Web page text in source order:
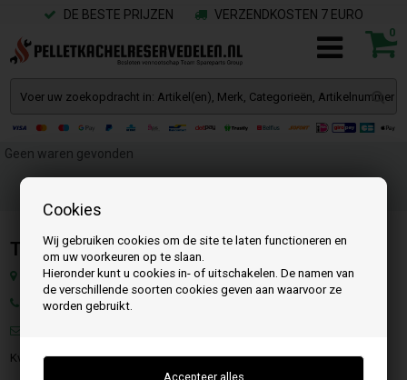
Cookies
Wij gebruiken cookies om de site te laten functioneren en
om uw voorkeuren op te slaan.
Hieronder kunt u cookies in- of uitschakelen. De namen van
de verschillende soorten cookies geven aan waarvoor ze
worden gebruikt.
DE BESTE PRIJZEN VERZENDKOSTEN 7 EURO
0
Geen waren gevonden
Team SpareParts Group ApS
Klejsgaardvej 19a, 7130 Juelsminde, Denemarken
Tel.:
KvK.: DK-35862803